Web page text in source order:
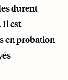
durent
Il est
en probation